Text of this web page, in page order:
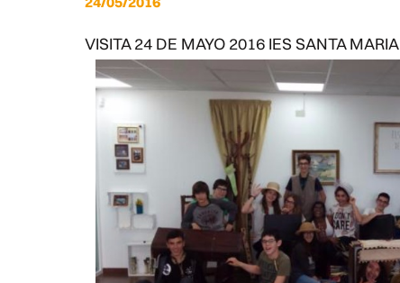
VISITA 24 DE MAYO 2016 IES SANTA MARIA